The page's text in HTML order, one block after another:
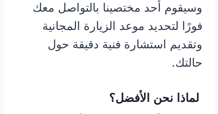
وسيقوم أحد مختصينا بالتواصل معك
فورًا لتحديد موعد الزيارة المجانية
وتقديم استشارة فنية دقيقة حول
حالتك.
لماذا نحن الأفضل؟